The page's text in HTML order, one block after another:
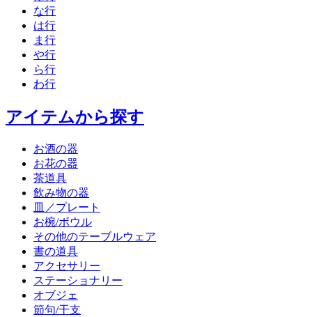
な行
は行
ま行
や行
ら行
わ行
アイテムから探す
お酒の器
お花の器
茶道具
飲み物の器
皿／プレート
お椀/ボウル
その他のテーブルウェア
書の道具
アクセサリー
ステーショナリー
オブジェ
節句/干支